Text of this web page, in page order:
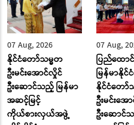
07 Aug, 2026
နိုင်ငံတော်သမ္မတ
ဦးမင်းအောင်လှိုင်
ဦးဆောင်သည့် မြန်မာ
အဆင့်မြင့်
ကိုယ်စားလှယ်အဖွဲ့
07 Aug,
ပြည်ထော
မြန်မာနိုင်
နိုင်ငံတော်
ဦးမင်းအေ
ဦးဆောင်